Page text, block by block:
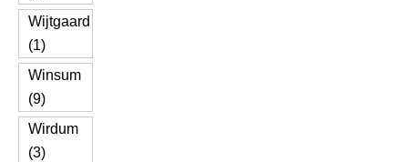
Wijtgaard
(1)
Winsum
(9)
Wirdum
(3)